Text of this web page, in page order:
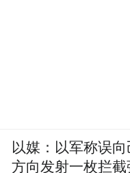
以媒：以军称误向
方向发射一枚拦截